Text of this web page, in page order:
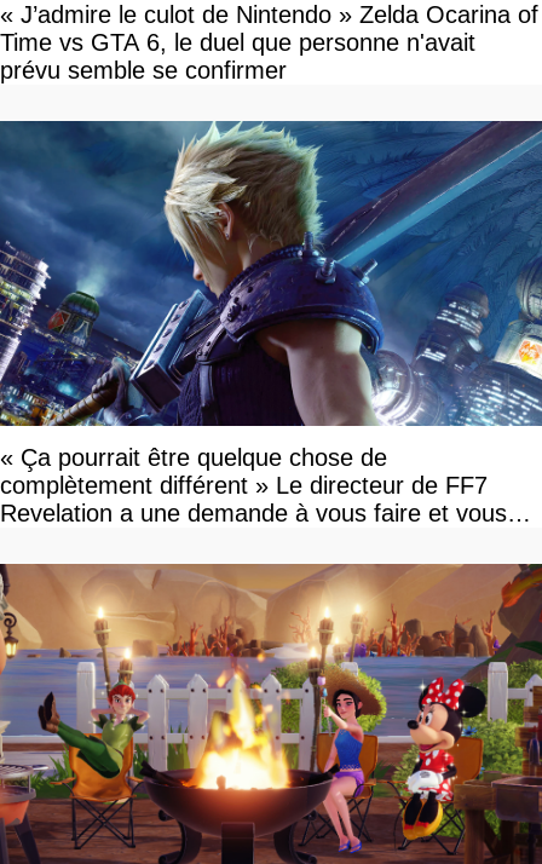
« J’admire le culot de Nintendo » Zelda Ocarina of
Time vs GTA 6, le duel que personne n'avait
prévu semble se confirmer
« Ça pourrait être quelque chose de
complètement différent » Le directeur de FF7
Revelation a une demande à vous faire et vous